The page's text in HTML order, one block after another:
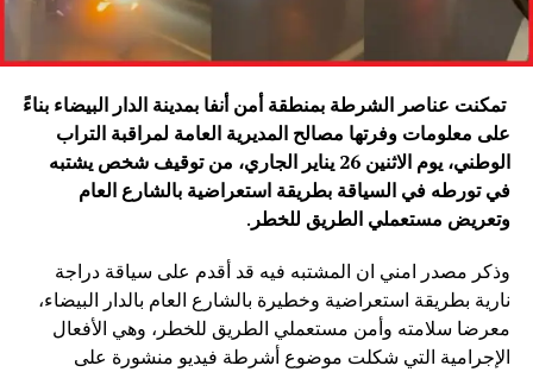
تمكنت عناصر الشرطة بمنطقة أمن أنفا بمدينة الدار البيضاء بناءً
على معلومات وفرتها مصالح المديرية العامة لمراقبة التراب
الوطني، يوم الاثنين 26 يناير الجاري، من توقيف شخص يشتبه
في تورطه في السياقة بطريقة استعراضية بالشارع العام
وتعريض مستعملي الطريق للخطر.
وذكر مصدر امني ان المشتبه فيه قد أقدم على سياقة دراجة
نارية بطريقة استعراضية وخطيرة بالشارع العام بالدار البيضاء،
معرضا سلامته وأمن مستعملي الطريق للخطر، وهي الأفعال
الإجرامية التي شكلت موضوع أشرطة فيديو منشورة على